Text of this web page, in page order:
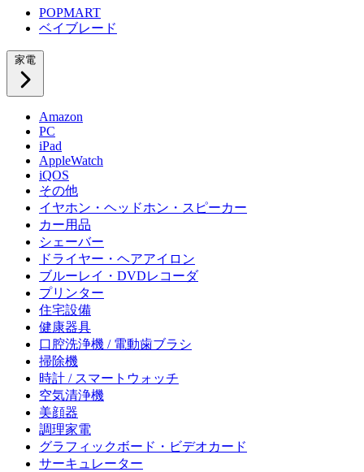
POPMART
ベイブレード
家電
Amazon
PC
iPad
AppleWatch
iQOS
その他
イヤホン・ヘッドホン・スピーカー
カー用品
シェーバー
ドライヤー・ヘアアイロン
ブルーレイ・DVDレコーダ
プリンター
住宅設備
健康器具
口腔洗浄機 / 電動歯ブラシ
掃除機
時計 / スマートウォッチ
空気清浄機
美顔器
調理家電
グラフィックボード・ビデオカード
サーキュレーター